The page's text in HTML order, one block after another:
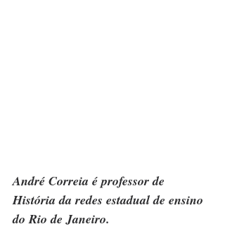
André Correia é professor de
História da redes estadual de ensino
do Rio de Janeiro.